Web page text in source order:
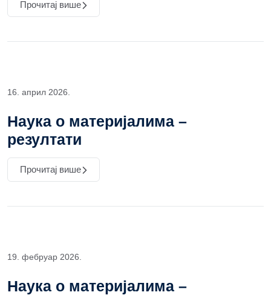
Прочитај више
16. април 2026.
Наука о материјалима –
резултати
Прочитај више
19. фебруар 2026.
Наука о материјалима –